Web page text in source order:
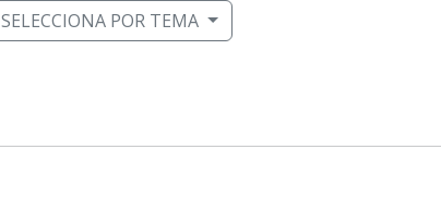
SELECCIONA POR TEMA